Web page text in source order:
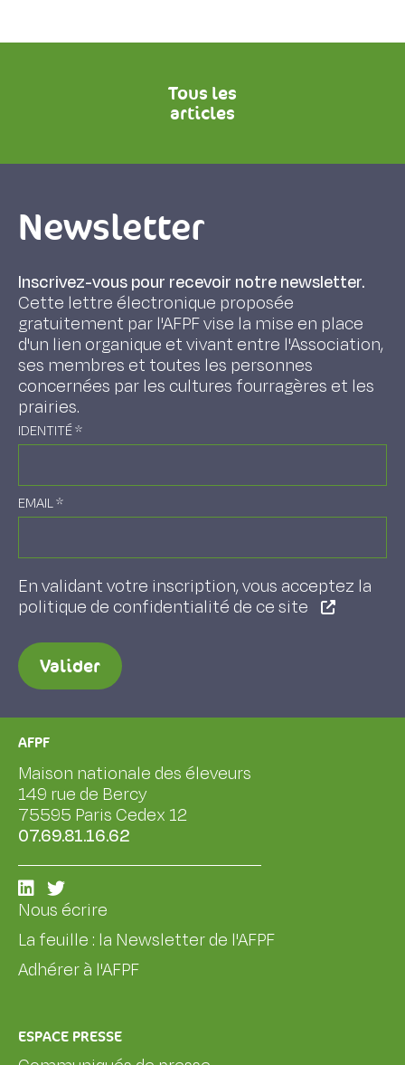
Tous les
articles
Newsletter
Inscrivez-vous pour recevoir notre newsletter.
Cette lettre électronique proposée
gratuitement par l'AFPF vise la mise en place
d'un lien organique et vivant entre l'Association,
ses membres et toutes les personnes
concernées par les cultures fourragères et les
prairies.
IDENTITÉ*
EMAIL*
En validant votre inscription, vous acceptez la
politique de confidentialité de ce site
Valider
AFPF
Maison nationale des éleveurs
149 rue de Bercy
75595 Paris Cedex 12
07.69.81.16.62
Nous écrire
La feuille : la Newsletter de l'AFPF
Adhérer à l'AFPF
ESPACE PRESSE